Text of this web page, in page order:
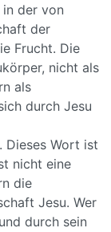
in der von
der
Frucht. Die
nicht als
als
durch Jesu
Dieses Wort ist
nicht eine
die
Jesu. Wer
durch sein